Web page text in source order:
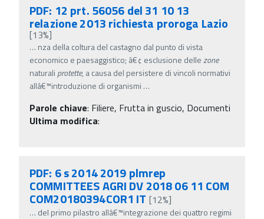
PDF: 12 prt. 56056 del 31 10 13
relazione 2013 richiesta proroga Lazio
[13%]
… nza della coltura del castagno dal punto di vista
economico e paesaggistico; â€¢ esclusione dellezone
naturali protette, a causa del persistere di vincoli normativi
allâ€™introduzione di organismi …
Parole chiave: Filiere, Frutta in guscio, Documenti
Ultima modifica:
PDF: 6 s 2014 2019 plmrep
COMMITTEES AGRI DV 2018 06 11 COM
COM20180394COR1 IT [12%]
… del primo pilastro allâ€™integrazione dei quattro regimi